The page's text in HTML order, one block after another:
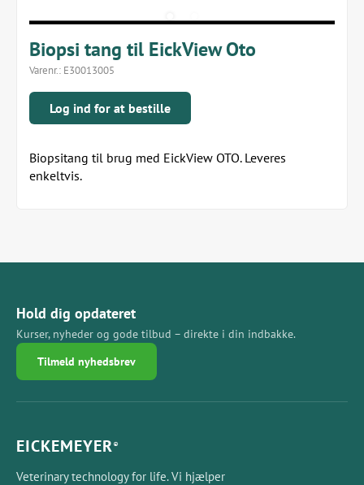
Biopsi tang til EickView Oto
Varenr.: E30013005
Log ind for at bestille
Biopsitang til brug med EickView OTO. Leveres
enkeltvis.
Hold dig opdateret
Kurser, nyheder og gode tilbud – direkte i din indbakke.
Tilmeld nyhedsbrev
EICKEMEYER®
Veterinary technology for life. Vi hjælper